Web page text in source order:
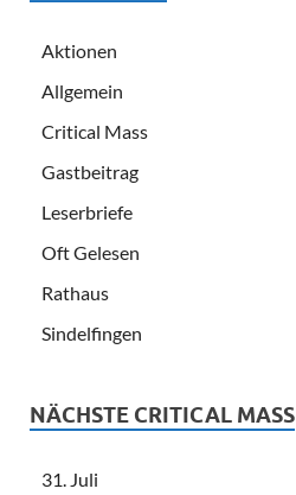
Aktionen
Allgemein
Critical Mass
Gastbeitrag
Leserbriefe
Oft Gelesen
Rathaus
Sindelfingen
NÄCHSTE CRITICAL MASS
31. Juli